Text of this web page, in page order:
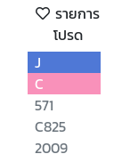
รายการ
โปรด
J
C
571
C825
2009